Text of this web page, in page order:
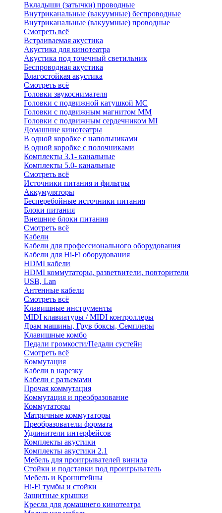
Вкладыши (затычки) проводные
Внутриканальные (вакуумные) беспроводные
Внутриканальные (вакуумные) проводные
Смотреть всё
Встраиваемая акустика
Акустика для кинотеатра
Акустика под точечный светильник
Беспроводная акустика
Влагостойкая акустика
Смотреть всё
Головки звукоснимателя
Головки с подвижной катушкой MC
Головки с подвижным магнитом ММ
Головки с подвижным сердечником MI
Домашние кинотеатры
В одной коробке с напольниками
В одной коробке с полочниками
Комплекты 3.1- канальные
Комплекты 5.0- канальные
Смотреть всё
Источники питания и фильтры
Аккумуляторы
Бесперебойные источники питания
Блоки питания
Внешние блоки питания
Смотреть всё
Кабели
Кабели для профессионального оборудования
Кабели для Hi-Fi оборудования
HDMI кабели
HDMI коммутаторы, разветвители, повторители
USB, Lan
Антенные кабели
Смотреть всё
Клавишные инструменты
MIDI клавиатуры / MIDI контроллеры
Драм машины, Грув боксы, Семплеры
Клавишные комбо
Педали громкости/Педали сустейн
Смотреть всё
Коммутация
Кабели в нарезку
Кабели с разъемами
Прочая коммутация
Коммутация и преобразование
Коммутаторы
Матричные коммутаторы
Преобразователи формата
Удлинители интерфейсов
Комплекты акустики
Комплекты акустики 2.1
Мебель для проигрывателей винила
Стойки и подставки под проигрыватель
Мебель и Кронштейны
Hi-Fi тумбы и стойки
Защитные крышки
Кресла для домашнего кинотеатра